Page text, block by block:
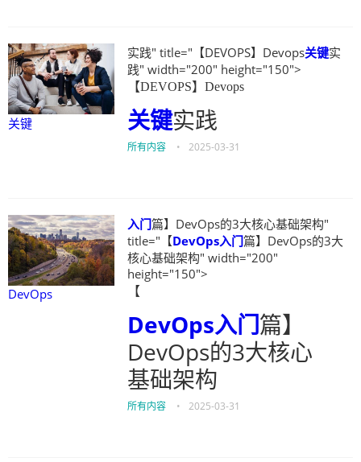
关键
实践" title="【DEVOPS】Devops关键实
践" width="200" height="150">
【DEVOPS】Devops
关键实践
所有内容 • 2025-03-31
DevOps
入门篇】DevOps的3大核心基础架构"
title="【DevOps入门篇】DevOps的3大
核心基础架构" width="200"
height="150">
【
DevOps入门篇】
DevOps的3大核心
基础架构
所有内容 • 2025-03-31